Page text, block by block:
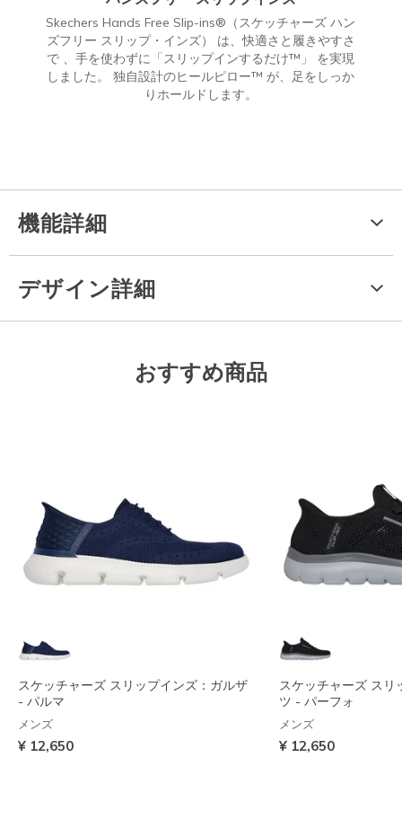
Skechers Hands Free Slip-ins®（スケッチャーズ ハン
ズフリー スリップ・インズ） は、快適さと履きやすさ
で 、手を使わずに「スリップインするだけ™」 を実現
しました。 独自設計のヒールピロー™ が、足をしっか
りホールドします。
機能詳細
デザイン詳細
おすすめ商品
スケッチャーズ スリップインズ：ガルザ
- パルマ
メンズ
¥ 12,650
スケッチャーズ スリ
ツ - パーフォ
メンズ
¥ 12,650